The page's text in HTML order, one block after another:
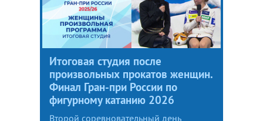
Итоговая студия после
произвольных прокатов женщин.
Финал Гран-при России по
фигурному катанию 2026
Второй соревновательный день